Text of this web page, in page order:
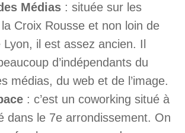
Médias : située sur les
Croix Rousse et non loin de
Lyon, il est assez ancien. Il
d’indépendants du
médias, du web et de l’image.
: c’est un coworking situé à
dans le 7e arrondissement. On